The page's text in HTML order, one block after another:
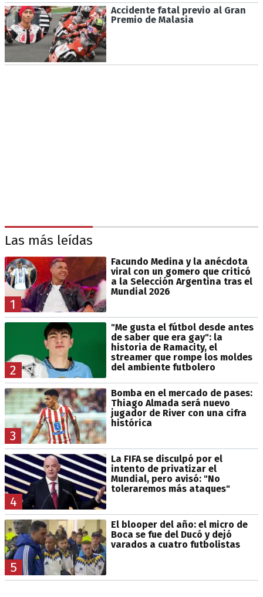
Accidente fatal previo al Gran
Premio de Malasia
Las más leídas
1
Facundo Medina y la anécdota
viral con un gomero que criticó
a la Selección Argentina tras el
Mundial 2026
2
"Me gusta el fútbol desde antes
de saber que era gay": la
historia de Ramacity, el
streamer que rompe los moldes
del ambiente futbolero
3
Bomba en el mercado de pases:
Thiago Almada será nuevo
jugador de River con una cifra
histórica
4
La FIFA se disculpó por el
intento de privatizar el
Mundial, pero avisó: "No
toleraremos más ataques"
5
El blooper del año: el micro de
Boca se fue del Ducó y dejó
varados a cuatro futbolistas